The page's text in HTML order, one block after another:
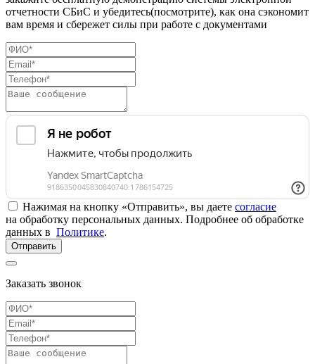
отчетности СБиС и убедитесь(посмотрите), как она сэкономит
вам время и сбережет силы при работе с документами
Нажимая на кнопку «Отправить», вы даете согласие
на обработку персональных данных. Подробнее об обработке
данных в Политике.
Отправить
Заказать звонок